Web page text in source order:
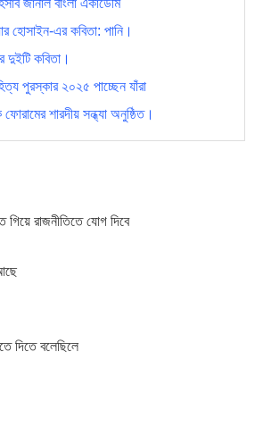
জানাল বাংলা একাডেমি
হোসাইন-এর কবিতা: পানি।
দুইটি কবিতা।
পুরস্কার ২০২৫ পাচ্ছেন যাঁরা
ফোরামের শারদীয় সন্ধ্যা অনুষ্ঠিত।
গিয়ে রাজনীতিতে যোগ দিবে
দিতে বলেছিলে